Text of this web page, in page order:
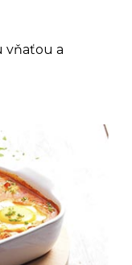
vňaťou a